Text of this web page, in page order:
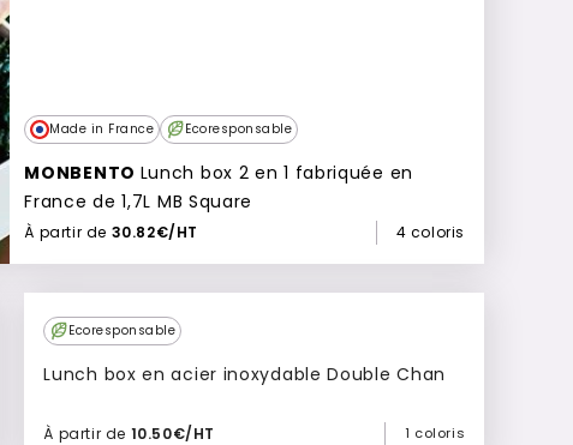
Made in France Ecoresponsable
MONBENTO Lunch box 2 en 1 fabriquée en
France de 1,7L MB Square
À partir de 30.82€/HT 4 coloris
Ecoresponsable
Lunch box en acier inoxydable Double Chan
À partir de 10.50€/HT 1 coloris